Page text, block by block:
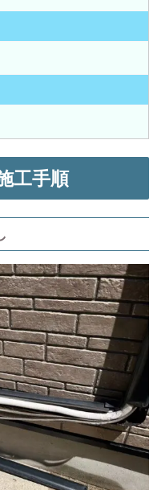
工手順